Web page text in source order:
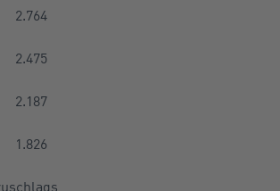
2.764
2.475
2.187
1.826